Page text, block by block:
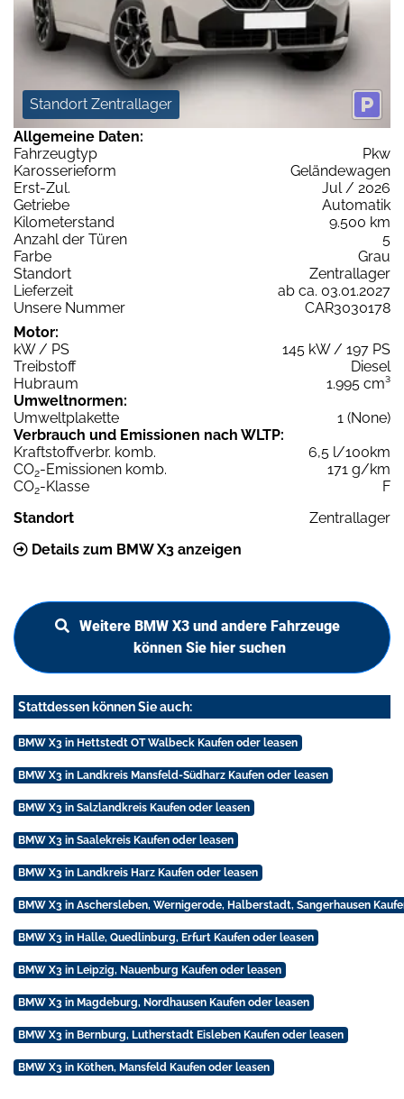
Standort Zentrallager
Allgemeine Daten:
Fahrzeugtyp
Pkw
Karosserieform
Geländewagen
Erst-Zul.
Jul / 2026
Getriebe
Automatik
Kilometerstand
9.500 km
Anzahl der Türen
5
Farbe
Grau
Standort
Zentrallager
Lieferzeit
ab ca. 03.01.2027
Unsere Nummer
CAR3030178
Motor:
kW / PS
145 kW / 197 PS
Treibstoff
Diesel
Hubraum
1.995 cm³
Umweltnormen:
Umweltplakette
1 (None)
Verbrauch und Emissionen nach WLTP:
Kraftstoffverbr. komb.
6,5 l/100km
CO2-Emissionen komb.
171 g/km
CO2-Klasse
F
Standort
Zentrallager
Details zum BMW X3 anzeigen
Weitere BMW X3 und andere Fahrzeuge
können Sie hier suchen
Stattdessen können Sie auch:
BMW X3 in Hettstedt OT Walbeck Kaufen oder leasen
BMW X3 in Landkreis Mansfeld-Südharz Kaufen oder leasen
BMW X3 in Salzlandkreis Kaufen oder leasen
BMW X3 in Saalekreis Kaufen oder leasen
BMW X3 in Landkreis Harz Kaufen oder leasen
BMW X3 in Aschersleben, Wernigerode, Halberstadt, Sangerhausen
BMW X3 in Halle, Quedlinburg, Erfurt Kaufen oder leasen
BMW X3 in Leipzig, Nauenburg Kaufen oder leasen
BMW X3 in Magdeburg, Nordhausen Kaufen oder leasen
BMW X3 in Bernburg, Lutherstadt Eisleben Kaufen oder leasen
BMW X3 in Köthen, Mansfeld Kaufen oder leasen